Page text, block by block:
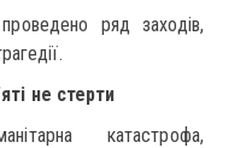
ряд заходів,
не стерти
катастрофа,